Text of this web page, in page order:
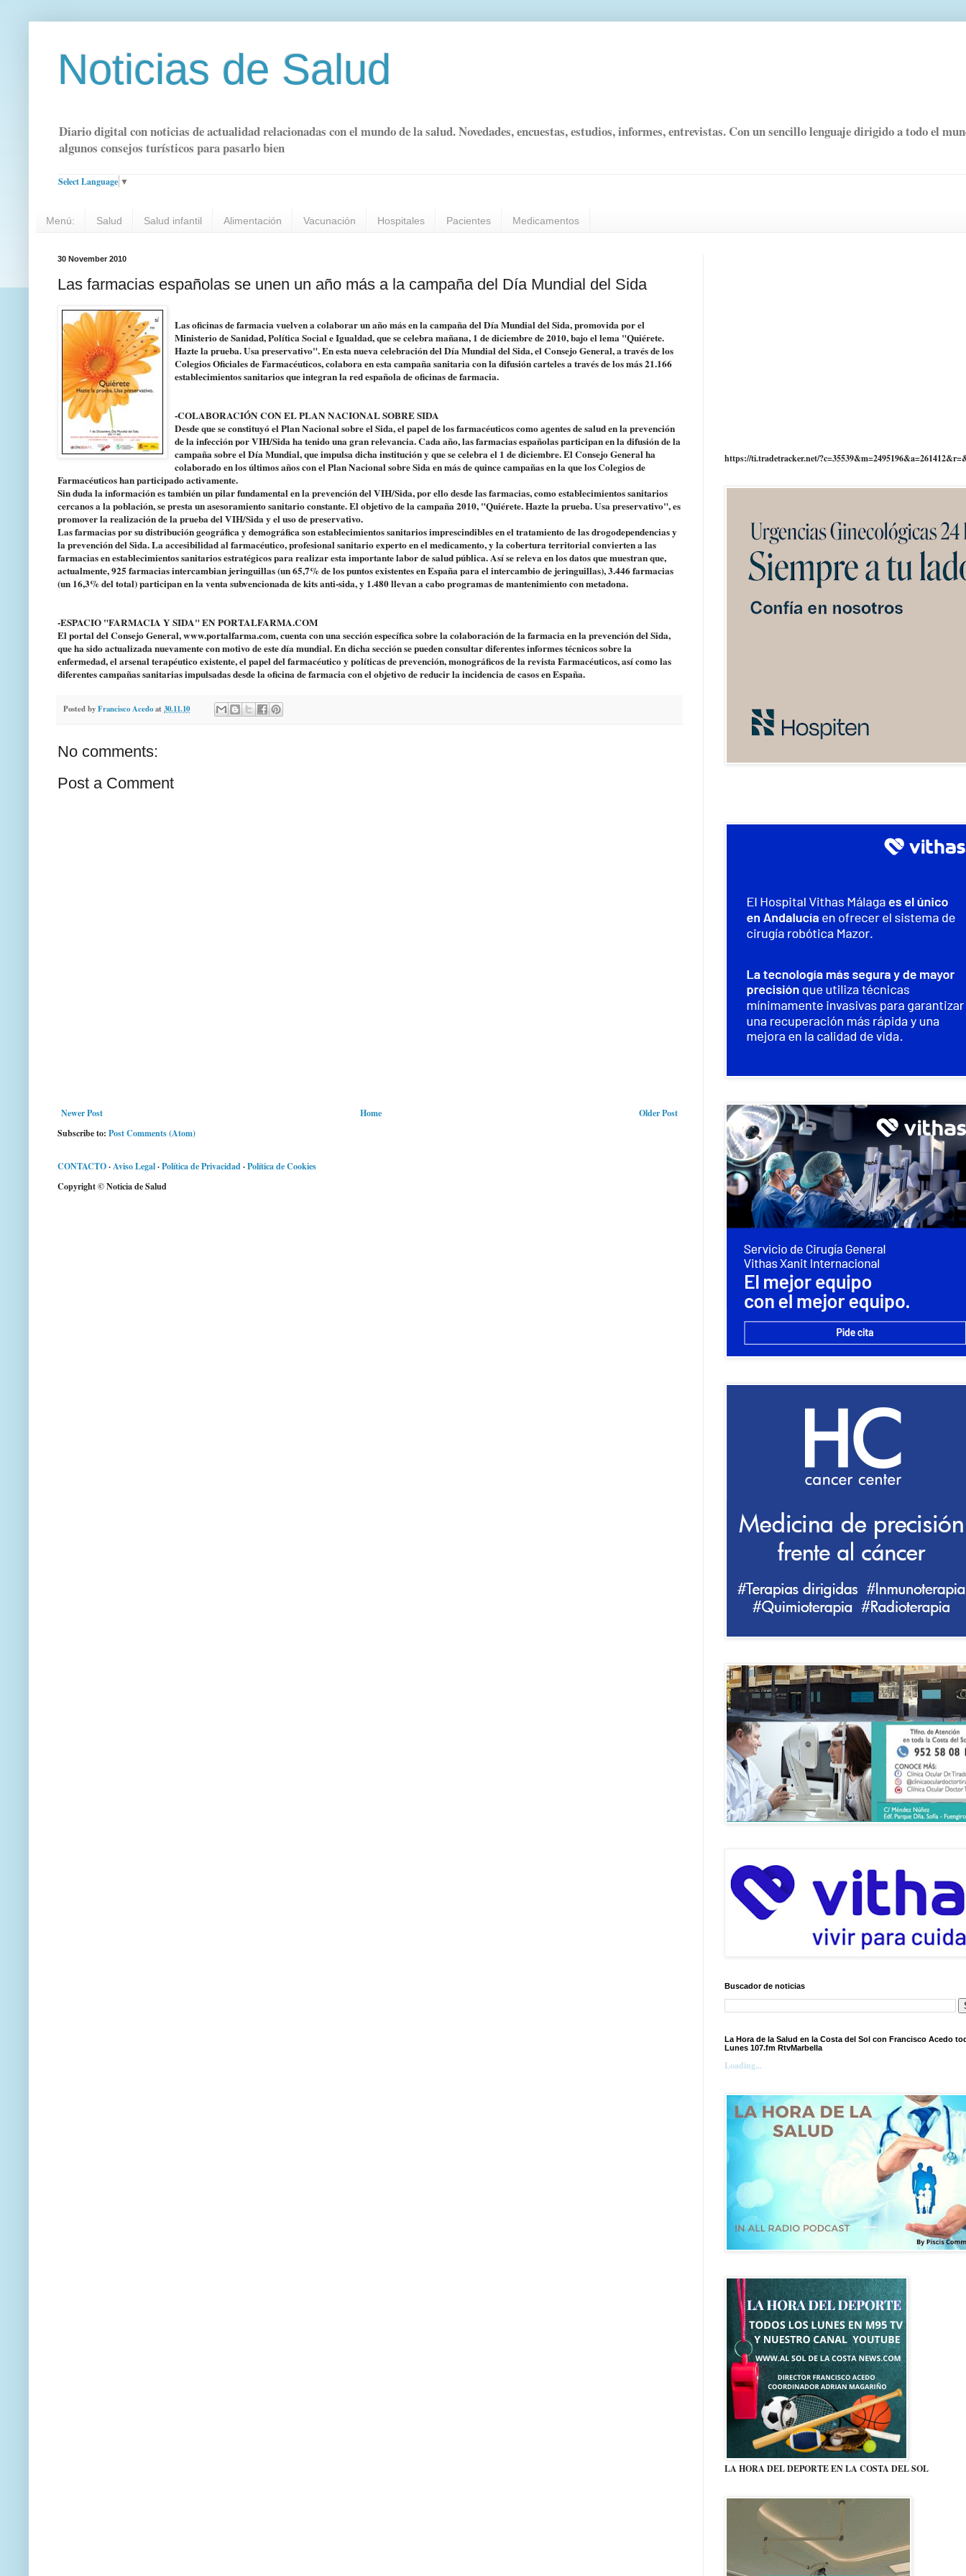
Noticias de Salud
Diario digital con noticias de actualidad relacionadas con el mundo de la salud. Novedades, encuestas, estudios, informes, entrevistas. Con un sencillo lenguaje dirigido a todo el
algunos consejos turísticos para pasarlo bien
Select Language ▼
Menú: Salud Salud infantil Alimentación Vacunación Hospitales Pacientes Medicamentos
30 November 2010
Las farmacias españolas se unen un año más a la campaña del Día Mundial del Sida
Las oficinas de farmacia vuelven a colaborar un año más en la campaña del Día Mundial del Sida, promovida por el
Ministerio de Sanidad, Política Social e Igualdad, que se celebra mañana, 1 de diciembre de 2010, bajo el lema "Quiérete.
Hazte la prueba. Usa preservativo". En esta nueva celebración del Día Mundial del Sida, el Consejo General, a través de los
Colegios Oficiales de Farmacéuticos, colabora en esta campaña sanitaria con la difusión carteles a través de los más 21.166
establecimientos sanitarios que integran la red española de oficinas de farmacia.
-COLABORACIÓN CON EL PLAN NACIONAL SOBRE SIDA
Desde que se constituyó el Plan Nacional sobre el Sida, el papel de los farmacéuticos como agentes de salud en la prevención
de la infección por VIH/Sida ha tenido una gran relevancia. Cada año, las farmacias españolas participan en la difusión de la
campaña sobre el Día Mundial, que impulsa dicha institución y que se celebra el 1 de diciembre. El Consejo General ha
colaborado en los últimos años con el Plan Nacional sobre Sida en más de quince campañas en la que los Colegios de
Farmacéuticos han participado activamente.
Sin duda la información es también un pilar fundamental en la prevención del VIH/Sida, por ello desde las farmacias, como establecimientos sanitarios
cercanos a la población, se presta un asesoramiento sanitario constante. El objetivo de la campaña 2010, "Quiérete. Hazte la prueba. Usa preservativo", es
promover la realización de la prueba del VIH/Sida y el uso de preservativo.
Las farmacias por su distribución geográfica y demográfica son establecimientos sanitarios imprescindibles en el tratamiento de las drogodependencias y
la prevención del Sida. La accesibilidad al farmacéutico, profesional sanitario experto en el medicamento, y la cobertura territorial convierten a las
farmacias en establecimientos sanitarios estratégicos para realizar esta importante labor de salud pública. Así se releva en los datos que muestran que,
actualmente, 925 farmacias intercambian jeringuillas (un 65,7% de los puntos existentes en España para el intercambio de jeringuillas), 3.446 farmacias
(un 16,3% del total) participan en la venta subvencionada de kits anti-sida, y 1.480 llevan a cabo programas de mantenimiento con metadona.
-ESPACIO "FARMACIA Y SIDA" EN PORTALFARMA.COM
El portal del Consejo General, www.portalfarma.com, cuenta con una sección específica sobre la colaboración de la farmacia en la prevención del Sida,
que ha sido actualizada nuevamente con motivo de este día mundial. En dicha sección se pueden consultar diferentes informes técnicos sobre la
enfermedad, el arsenal terapéutico existente, el papel del farmacéutico y políticas de prevención, monográficos de la revista Farmacéuticos, así como las
diferentes campañas sanitarias impulsadas desde la oficina de farmacia con el objetivo de reducir la incidencia de casos en España.
Posted byFrancisco Acedoat 30.11.10
No comments:
Post a Comment
Newer Post Older Post
Home
Subscribe to: Post Comments (Atom)
CONTACTO·Aviso Legal·Política de Privacidad·Política de Cookies
Copyright © Noticia de Salud
https://ti.tradetracker.net/
Buscador de noticias
La Hora de la Salud en la Costa del Sol con Francisco Acedo
Lunes 107.fm RtvMarbella
Loading...
LA HORA DEL DEPORTE EN LA COSTA DEL SOL